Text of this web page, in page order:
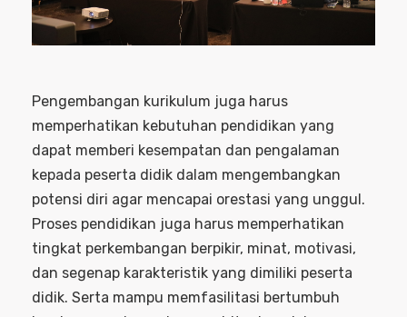
Pengembangan kurikulum juga harus
memperhatikan kebutuhan pendidikan yang
dapat memberi kesempatan dan pengalaman
kepada peserta didik dalam mengembangkan
potensi diri agar mencapai orestasi yang unggul.
Proses pendidikan juga harus memperhatikan
tingkat perkembangan berpikir, minat, motivasi,
dan segenap karakteristik yang dimiliki peserta
didik. Serta mampu memfasilitasi bertumbuh